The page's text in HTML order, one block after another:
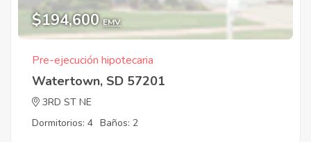
$194,600 EMV
Pre-ejecución hipotecaria
Watertown, SD 57201
3RD ST NE
Dormitorios: 4 Baños: 2